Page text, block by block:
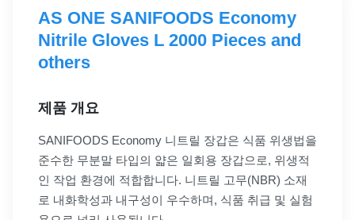
AS ONE SANIFOODS Economy
Nitrile Gloves L 2000 Pieces and
others
제품 개요
SANIFOODS Economy 니트릴 장갑은 식품 위생법을
준수한 무분말 타입의 얇은 일회용 장갑으로, 위생적
인 작업 환경에 적합합니다. 니트릴 고무(NBR) 소재
로 내화학성과 내구성이 우수하며, 식품 취급 및 실험